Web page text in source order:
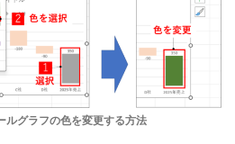
ルグラフの色を変更する方法